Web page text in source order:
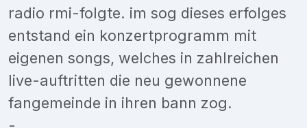
radio rmi-folgte. im sog dieses erfolges
entstand ein konzertprogramm mit
eigenen songs, welches in zahlreichen
live-auftritten die neu gewonnene
fangemeinde in ihren bann zog.